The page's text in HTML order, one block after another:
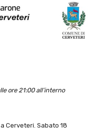
ore 21:00 all’interno
Cerveteri. Sabato 18